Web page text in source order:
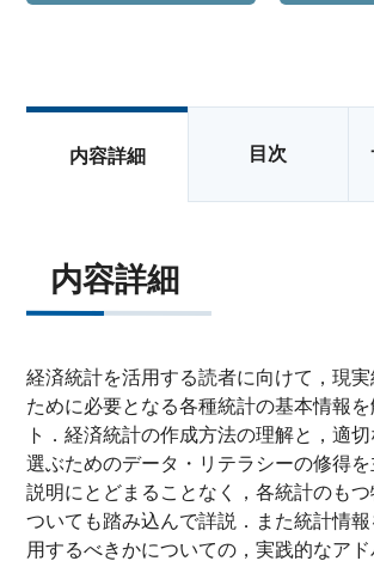
内容詳細 目次
内容詳細
経済統計を活用する読者に向けて，現
ために必要となる各種統計の基本情報
ト．経済統計の作成方法の理解と，適
選ぶためのデータ・リテラシーの修得
説明にとどまることなく，各統計のも
ついても踏み込んで詳説．また統計情
用するべきかについての，実践的なア